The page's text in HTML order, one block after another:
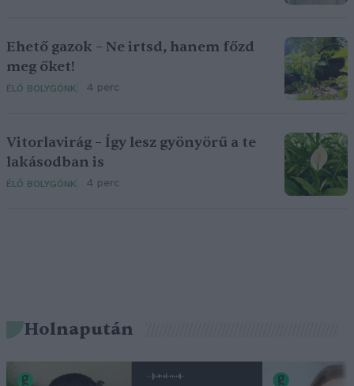
Ehető gazok – Ne irtsd, hanem főzd
meg őket!
ÉLŐ BOLYGÓNK 4 perc
Vitorlavirág – Így lesz gyönyörű a te
lakásodban is
ÉLŐ BOLYGÓNK 4 perc
Holnapután